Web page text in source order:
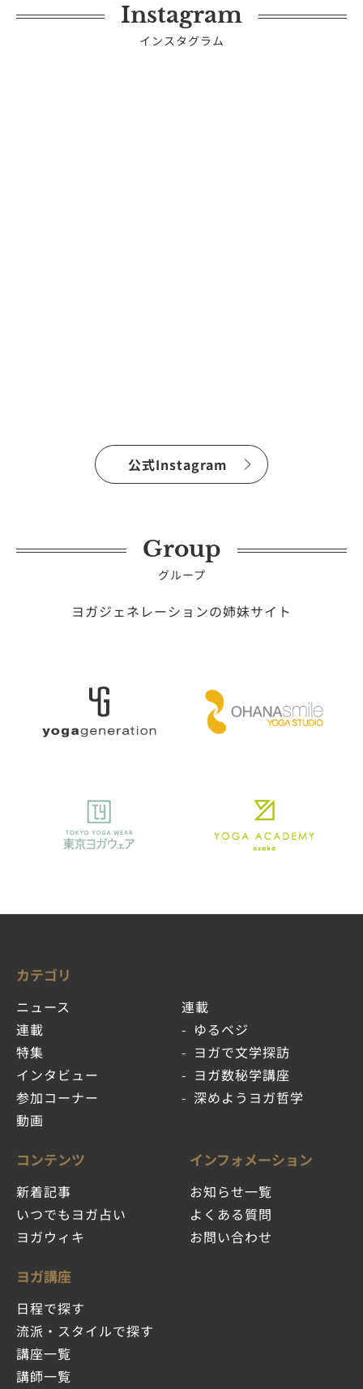
Instagram
インスタグラム
公式Instagram
Group
グループ
ヨガジェネレーションの姉妹サイト
カテゴリ
ニュース
連載
特集
インタビュー
参加コーナー
動画
連載
ゆるベジ
ヨガで文学探訪
ヨガ数秘学講座
深めようヨガ哲学
コンテンツ
新着記事
いつでもヨガ占い
ヨガウィキ
ヨガ講座
日程で探す
流派・スタイルで探す
講座一覧
講師一覧
インフォメーション
お知らせ一覧
よくある質問
お問い合わせ